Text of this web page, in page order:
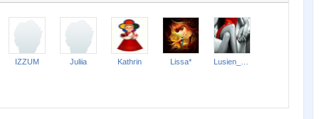
IZZUM Juliia Kathrin Lissa*